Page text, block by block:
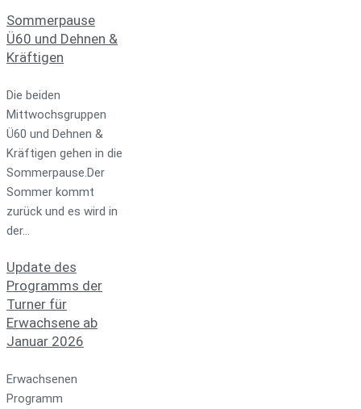
Sommerpause
Ü60 und Dehnen &
Kräftigen
Die beiden
Mittwochsgruppen
Ü60 und Dehnen &
Kräftigen gehen in die
Sommerpause.Der
Sommer kommt
zurück und es wird in
der…
Update des
Programms der
Turner für
Erwachsene ab
Januar 2026
Erwachsenen
Programm